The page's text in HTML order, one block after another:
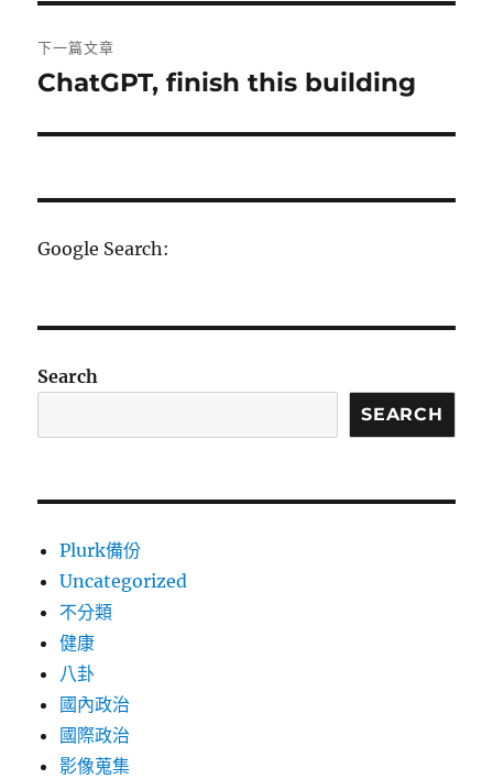
覽
篇
文
章:
下一篇文章
下
篇
章:
ChatGPT, finish this building
Google Search:
Search
SEARCH
Plurk備份
Uncategorized
不分類
健康
八卦
國內政治
國際政治
影像蒐集